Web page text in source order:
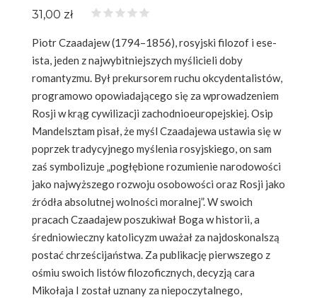
31,00 zł
Piotr Czaadajew (1794–1856), rosyjski filozof i ese­
ista, jeden z najwybitniejszych myślicieli doby
romanty­zmu. Był prekursorem ruchu okcydentalistów,
programo­wo opowiadającego się za wprowadzeniem
Rosji w krąg cywilizacji zachodnioeuropejskiej. Osip
Mandelsztam pisał, że myśl Czaadajewa ustawia się w
poprzek trady­cyjnego myślenia rosyjskiego, on sam
zaś symbolizuje „pogłębione rozumienie narodowości
jako najwyższego rozwoju osobowości oraz Rosji jako
źródła absolutnej wolności moralnej”. W swoich
pracach Czaadajew po­szukiwał Boga w historii, a
średniowieczny katolicyzm uważał za najdoskonalszą
postać chrześcijaństwa. Za pu­blikację pierwszego z
ośmiu swoich listów filozoficznych, decyzją cara
Mikołaja I został uznany za niepoczytalnego,